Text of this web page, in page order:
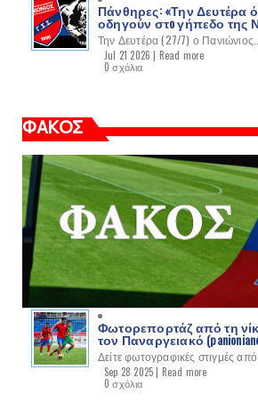
Πάνθηρες: «Την Δευτέρα
οδηγούν στo γήπεδο της
Την Δευτέρα (27/7) ο Πανιώνιος...
Jul 21 2026 | Read more
0 σχόλια
ΦΑΚΟΣ
Φωτορεπορτάζ από τη
τον Παναργειακό
Δείτε φωτογραφικές στιγμές από
Sep 28 2025 | Read more
0 σχόλια